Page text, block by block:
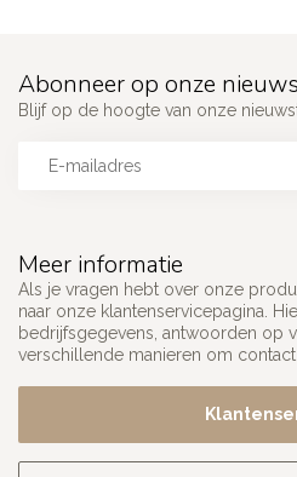
Meer informatie
Als je vragen hebt over onze
naar onze klantenservicepagina.
bedrijfsgegevens, antwoorden op
verschillende manieren om
Abonneer op onze
Blijf op de hoogte van onze